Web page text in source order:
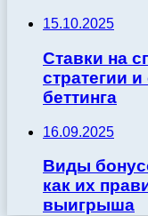
15.10.2025
Ставки на
стратегии
беттинга
16.09.2025
Виды
как их
выигрыша